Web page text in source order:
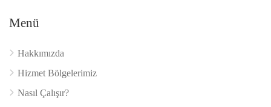
Menü
Hakkımızda
Hizmet Bölgelerimiz
Nasıl Çalışır?